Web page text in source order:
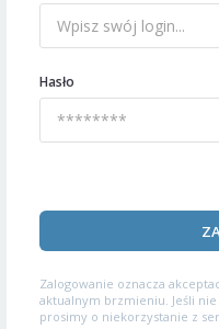
Hasło
Zalogowanie oznacza
aktualnym brzmieniu. Jeśli nie
prosimy o niekorzystanie z